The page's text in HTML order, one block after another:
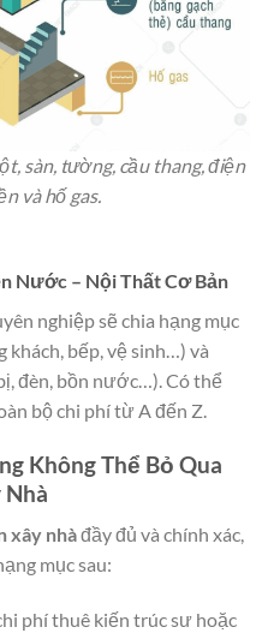
sàn, tường, cầu thang, điện
và hố gas.
Nước – Nội Thất Cơ Bản
nghiệp sẽ chia hạng mục
bếp, vệ sinh…) và
đèn, bồn nước…). Có thể
bộ chi phí từ A đến Z.
Không Thể Bỏ Qua
Nhà
xây nhàđầy đủ và chính xác,
mục sau:
phí thuê kiến trúc sư hoặc